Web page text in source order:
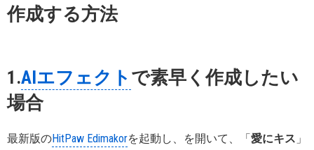
作成する方法
1.AIエフェクト で素早く作成したい
場合
最新版のHitPaw Edimakorを起動し、を開いて、「愛にキス 」